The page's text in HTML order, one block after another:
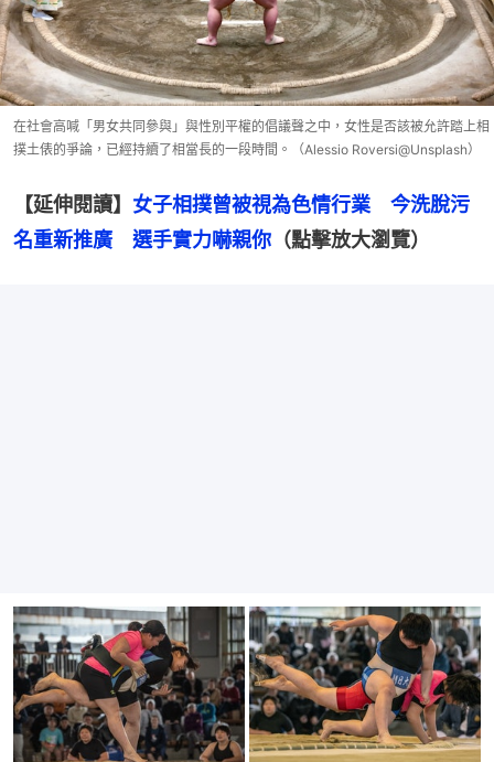
在社會高喊「男女共同參與」與性別平權的倡議聲之中，女性是否該被允許踏上相
撲土俵的爭論，已經持續了相當長的一段時間。（Alessio Roversi@Unsplash）
【延伸閱讀】 女子相撲曾被視為色情行業　今洗脫污
名重新推廣　選手實力嚇親你 （點擊放大瀏覽）